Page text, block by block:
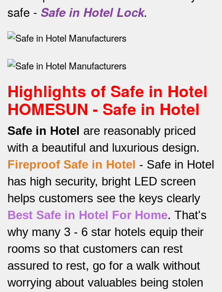
safe - Safe in Hotel Lock.
Highlights of Safe in Hotel
HOMESUN - Safe in Hotel
Safe in Hotel are reasonably priced
with a beautiful and luxurious design.
Fireproof Safe in Hotel - Safe in Hotel
has high security, bright LED screen
helps customers see the keys clearly
Best Safe in Hotel For Home. That's
why many 3 - 6 star hotels equip their
rooms so that customers can rest
assured to rest, go for a walk without
worrying about valuables being stolen